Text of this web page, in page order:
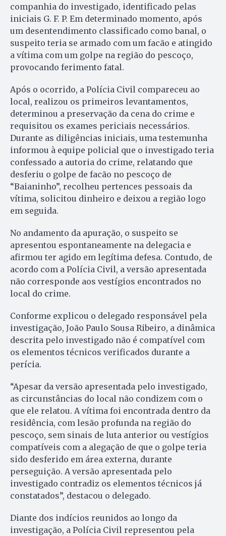
companhia do investigado, identificado pelas
iniciais G. F. P. Em determinado momento, após
um desentendimento classificado como banal, o
suspeito teria se armado com um facão e atingido
a vítima com um golpe na região do pescoço,
provocando ferimento fatal.
Após o ocorrido, a Polícia Civil compareceu ao
local, realizou os primeiros levantamentos,
determinou a preservação da cena do crime e
requisitou os exames periciais necessários.
Durante as diligências iniciais, uma testemunha
informou à equipe policial que o investigado teria
confessado a autoria do crime, relatando que
desferiu o golpe de facão no pescoço de
“Baianinho”, recolheu pertences pessoais da
vítima, solicitou dinheiro e deixou a região logo
em seguida.
No andamento da apuração, o suspeito se
apresentou espontaneamente na delegacia e
afirmou ter agido em legítima defesa. Contudo, de
acordo com a Polícia Civil, a versão apresentada
não corresponde aos vestígios encontrados no
local do crime.
Conforme explicou o delegado responsável pela
investigação, João Paulo Sousa Ribeiro, a dinâmica
descrita pelo investigado não é compatível com
os elementos técnicos verificados durante a
perícia.
“Apesar da versão apresentada pelo investigado,
as circunstâncias do local não condizem com o
que ele relatou. A vítima foi encontrada dentro da
residência, com lesão profunda na região do
pescoço, sem sinais de luta anterior ou vestígios
compatíveis com a alegação de que o golpe teria
sido desferido em área externa, durante
perseguição. A versão apresentada pelo
investigado contradiz os elementos técnicos já
constatados”, destacou o delegado.
Diante dos indícios reunidos ao longo da
investigação, a Polícia Civil representou pela